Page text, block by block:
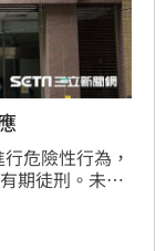
危險性行為，
期徒刑。未遂